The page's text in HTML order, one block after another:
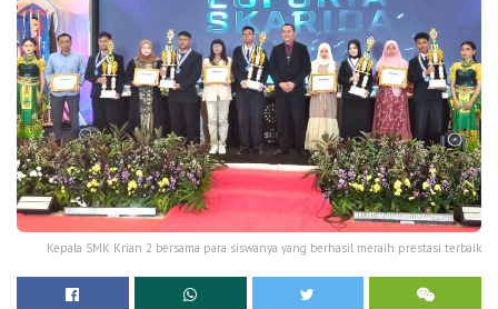
Kepala SMK Krian 2 bersama para siswanya yang berhasil meraih prestasi terbaik